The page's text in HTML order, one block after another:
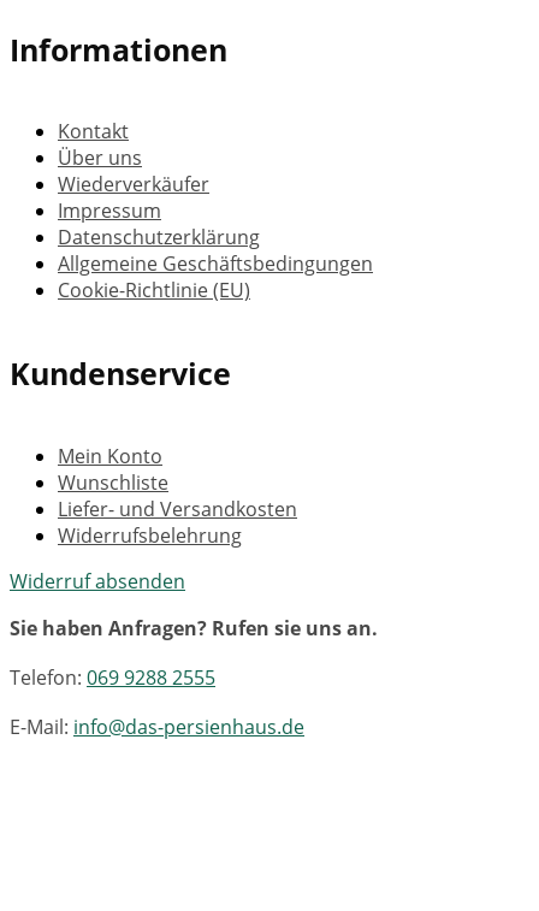
Informationen
Kontakt
Über uns
Wiederverkäufer
Impressum
Datenschutzerklärung
Allgemeine Geschäftsbedingungen
Cookie-Richtlinie (EU)
Kundenservice
Mein Konto
Wunschliste
Liefer- und Versandkosten
Widerrufsbelehrung
Widerruf absenden
Sie haben Anfragen? Rufen sie uns an.
Telefon: 069 9288 2555
E-Mail: info@das-persienhaus.de